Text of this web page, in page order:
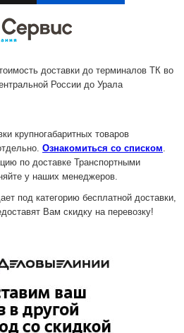
доставки до терминалов ТК во
России до Урала
крупногабаритных товаров
Ознакомиться со списком.
по доставке Транспортными
у наших менеджеров.
под категорию бесплатной доставки,
Вам скидку на перевозку!